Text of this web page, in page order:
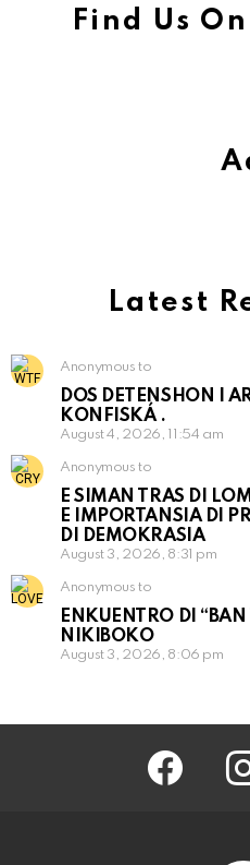
Find Us
Latest
Anonymous to
DOS DETENSHON I
KONFISKÁ .
August 4, 2026, 11:54 am
Anonymous to
E SIMAN TRAS DI
E IMPORTANSIA DI
DI DEMOKRASIA
August 3, 2026, 8:31 pm
Anonymous to
ENKUENTRO DI
NIKIBOKO
August 3, 2026, 8:06 pm
facebook